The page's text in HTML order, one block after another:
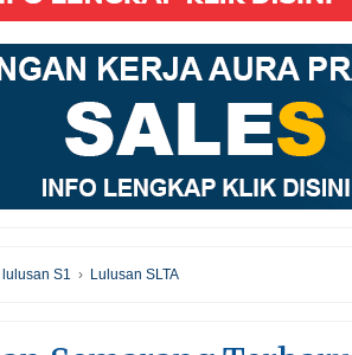
lulusan S1 › Lulusan SLTA